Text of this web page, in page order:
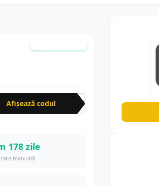
Afișează codul COD
178 zile
manuală